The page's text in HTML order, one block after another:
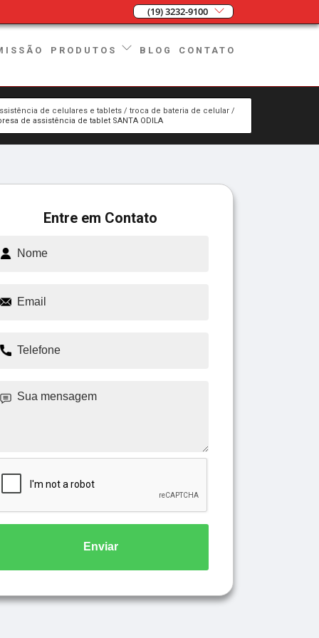
(19) 3232-9100
PRODUTOS BLOG CONTATO
de celulares e tablets
troca de bateria de celular
de assistência de tablet SANTA ODILA
Entre em Contato
Enviar